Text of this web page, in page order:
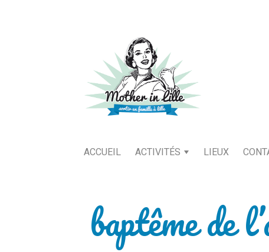
ACCUEIL ACTIVITÉS LIEUX
baptême de